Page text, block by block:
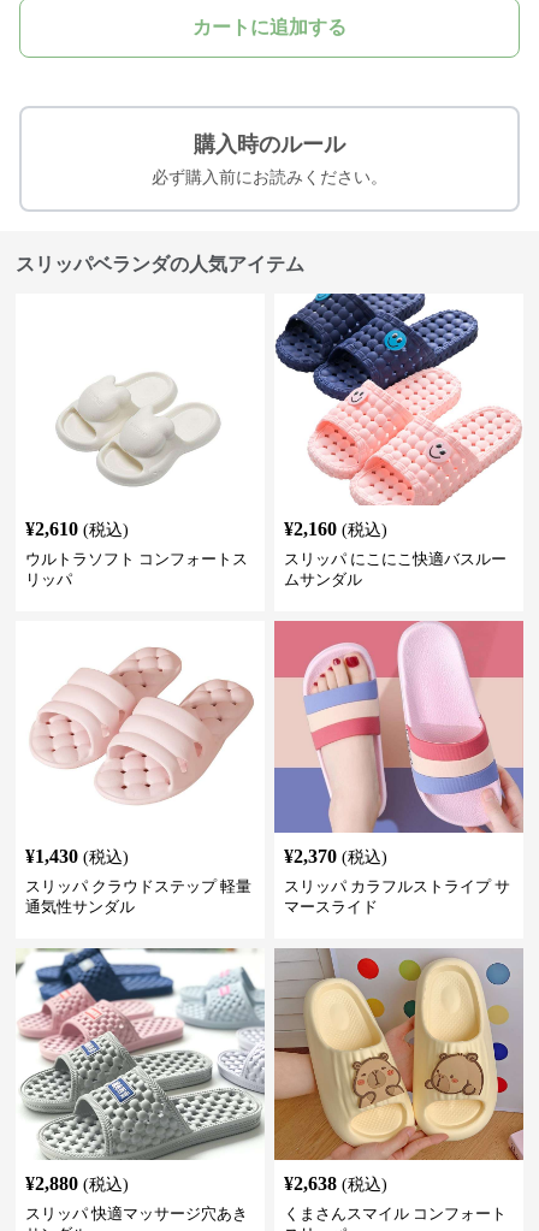
カートに追加する
購入時のルール
必ず購入前にお読みください。
スリッパベランダの人気アイテム
¥2,610 (税込)
ウルトラソフト コンフォートス
リッパ
¥2,160 (税込)
スリッパ にこにこ快適バスルー
ムサンダル
¥1,430 (税込)
スリッパ クラウドステップ 軽量
通気性サンダル
¥2,370 (税込)
スリッパ カラフルストライプ サ
マースライド
¥2,880 (税込)
スリッパ 快適マッサージ穴あき
¥2,638 (税込)
くまさんスマイル コンフォート